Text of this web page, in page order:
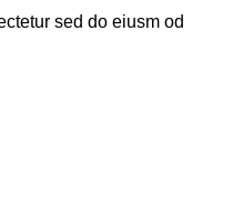
sed do eiusm od